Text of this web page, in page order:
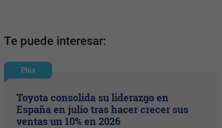
Te puede interesar:
Plus
Toyota consolida su liderazgo en
España en julio tras hacer crecer sus
ventas un 10% en 2026